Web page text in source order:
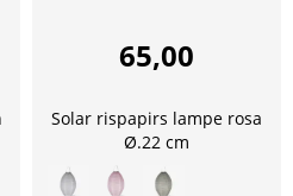
65,00
Solar rispapirs lampe rosa
Ø.22 cm